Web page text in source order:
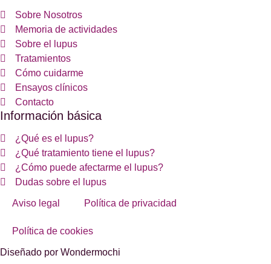
Sobre Nosotros
Memoria de actividades
Sobre el lupus
Tratamientos
Cómo cuidarme
Ensayos clínicos
Contacto
Información básica
¿Qué es el lupus?
¿Qué tratamiento tiene el lupus?
¿Cómo puede afectarme el lupus?
Dudas sobre el lupus
Aviso legal Política de privacidad
Política de cookies
Diseñado por Wondermochi